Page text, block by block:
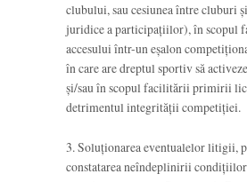
clubului, sau cesiunea între cluburi
juridice a participaţiilor), în scopul
accesului într-un eşalon
în care are dreptul sportiv să
şi/sau în scopul facilitării primirii
detrimentul integrităţii competiţiei.
3. Soluţionarea eventualelor litigii,
constatarea neîndeplinirii